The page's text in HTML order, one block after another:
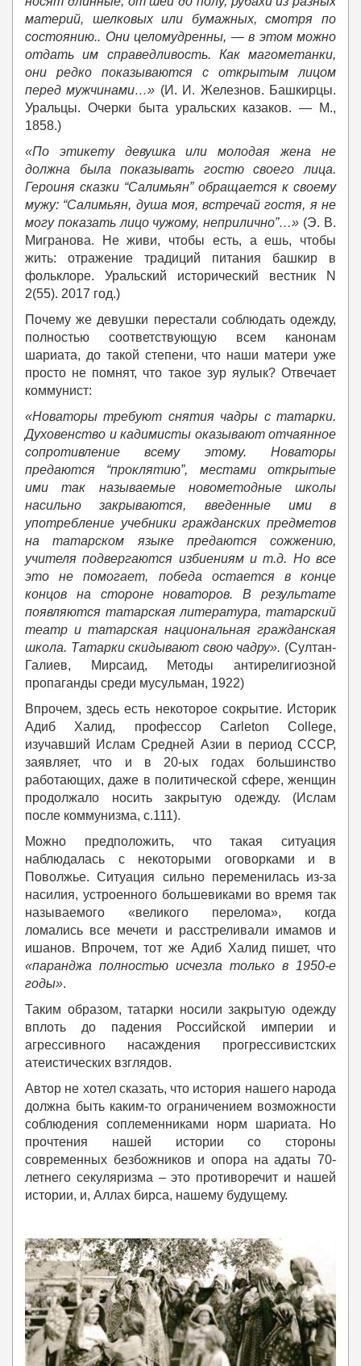
материй, шелковых или бумажных, смотря по
состоянию.. Они целомудренны, — в этом можно
отдать им справедливость. Как магометанки,
они редко показываются с открытым лицом
перед мужчинами…» (И. И. Железнов. Башкирцы.
Уральцы. Очерки быта уральских казаков. — М.,
1858.)
«По этикету девушка или молодая жена не
должна была показывать гостю своего лица.
Героиня сказки “Салимьян” обращается к своему
мужу: “Салимьян, душа моя, встречай гостя, я не
могу показать лицо чужому, неприлично”…» (Э. В.
Мигранова. Не живи, чтобы есть, а ешь, чтобы
жить: отражение традиций питания башкир в
фольклоре. Уральский исторический вестник N
2(55). 2017 год.)
Почему же девушки перестали соблюдать одежду,
полностью соответствующую всем канонам
шариата, до такой степени, что наши матери уже
просто не помнят, что такое зур яулык? Отвечает
коммунист:
«Новаторы требуют снятия чадры с татарки.
Духовенство и кадимисты оказывают отчаянное
сопротивление всему этому. Новаторы
предаются “проклятию”, местами открытые
ими так называемые новометодные школы
насильно закрываются, введенные ими в
употребление учебники гражданских предметов
на татарском языке предаются сожжению,
учителя подвергаются избиениям и т.д. Но все
это не помогает, победа остается в конце
концов на стороне новаторов. В результате
появляются татарская литература, татарский
театр и татарская национальная гражданская
школа. Татарки скидывают свою чадру». (Султан-
Галиев, Мирсаид, Методы антирелигиозной
пропаганды среди мусульман, 1922)
Впрочем, здесь есть некоторое сокрытие. Историк
Адиб Халид, профессор Carleton College,
изучавший Ислам Средней Азии в период СССР,
заявляет, что и в 20-ых годах большинство
работающих, даже в политической сфере, женщин
продолжало носить закрытую одежду. (Ислам
после коммунизма, с.111).
Можно предположить, что такая ситуация
наблюдалась с некоторыми оговорками и в
Поволжье. Ситуация сильно переменилась из-за
насилия, устроенного большевиками во время так
называемого «великого перелома», когда
ломались все мечети и расстреливали имамов и
ишанов. Впрочем, тот же Адиб Халид пишет, что
«паранджа полностью исчезла только в 1950-е
годы».
Таким образом, татарки носили закрытую одежду
вплоть до падения Российской империи и
агрессивного насаждения прогрессивистских
атеистических взглядов.
Автор не хотел сказать, что история нашего народа
должна быть каким-то ограничением возможности
соблюдения соплеменниками норм шариата. Но
прочтения нашей истории со стороны
современных безбожников и опора на адаты 70-
летнего секуляризма – это противоречит и нашей
истории, и, Аллах бирса, нашему будущему.